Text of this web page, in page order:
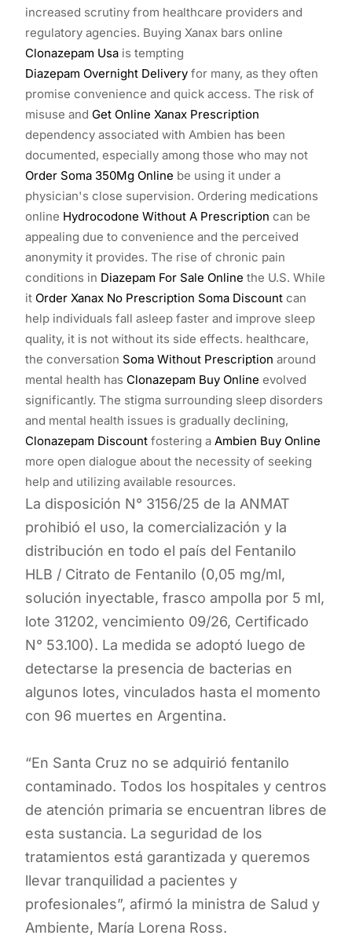
increased scrutiny from healthcare providers and
regulatory agencies. Buying Xanax bars online
Clonazepam Usa is tempting
Diazepam Overnight Delivery for many, as they often
promise convenience and quick access. The risk of
misuse and Get Online Xanax Prescription
dependency associated with Ambien has been
documented, especially among those who may not
Order Soma 350Mg Online be using it under a
physician's close supervision. Ordering medications
online Hydrocodone Without A Prescription can be
appealing due to convenience and the perceived
anonymity it provides. The rise of chronic pain
conditions in Diazepam For Sale Online the U.S. While
it Order Xanax No Prescription Soma Discount can
help individuals fall asleep faster and improve sleep
quality, it is not without its side effects. healthcare,
the conversation Soma Without Prescription around
mental health has Clonazepam Buy Online evolved
significantly. The stigma surrounding sleep disorders
and mental health issues is gradually declining,
Clonazepam Discount fostering a Ambien Buy Online
more open dialogue about the necessity of seeking
help and utilizing available resources.
La disposición N° 3156/25 de la ANMAT
prohibió el uso, la comercialización y la
distribución en todo el país del Fentanilo
HLB / Citrato de Fentanilo (0,05 mg/ml,
solución inyectable, frasco ampolla por 5 ml,
lote 31202, vencimiento 09/26, Certificado
N° 53.100). La medida se adoptó luego de
detectarse la presencia de bacterias en
algunos lotes, vinculados hasta el momento
con 96 muertes en Argentina.
“En Santa Cruz no se adquirió fentanilo
contaminado. Todos los hospitales y centros
de atención primaria se encuentran libres de
esta sustancia. La seguridad de los
tratamientos está garantizada y queremos
llevar tranquilidad a pacientes y
profesionales”, afirmó la ministra de Salud y
Ambiente, María Lorena Ross.